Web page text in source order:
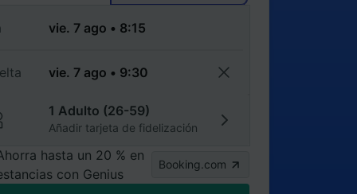
1 Adulto (26-59)
Añadir tarjeta de fidelización
hasta un 20 % en
con Genius
Booking.com